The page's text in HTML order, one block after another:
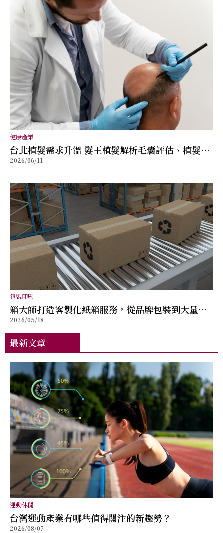
健康產業
台北植髮需求升溫 髮王植髮解析毛囊評估、植髮規
劃與術後管理重點
2026/06/11
包裝印刷
箱大師打造客製化紙箱服務，從品牌包裝到大量出
貨提供完整解決方案
2026/05/18
最新文章
運動休閒
台灣運動產業有哪些值得關注的新趨勢？
2026/08/07